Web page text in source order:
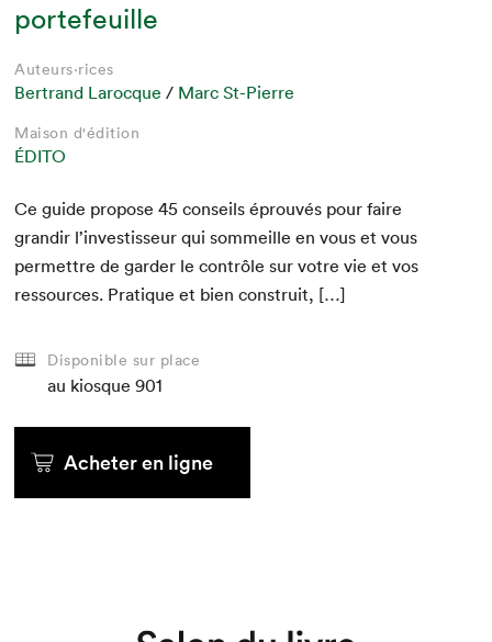
portefeuille
Auteurs·rices
Bertrand Larocque / Marc St-Pierre
Maison d'édition
ÉDITO
Ce guide pro­pose45 con­seils éprou­vés pour faire
grandir l’in­vestis­seur qui som­meille en vous et vous
per­me­t­tre de garder le con­trôle sur votre vie et vos
ressources. Pra­tique et bien construit, […]
Disponible sur place
au kiosque 901
Acheter en ligne